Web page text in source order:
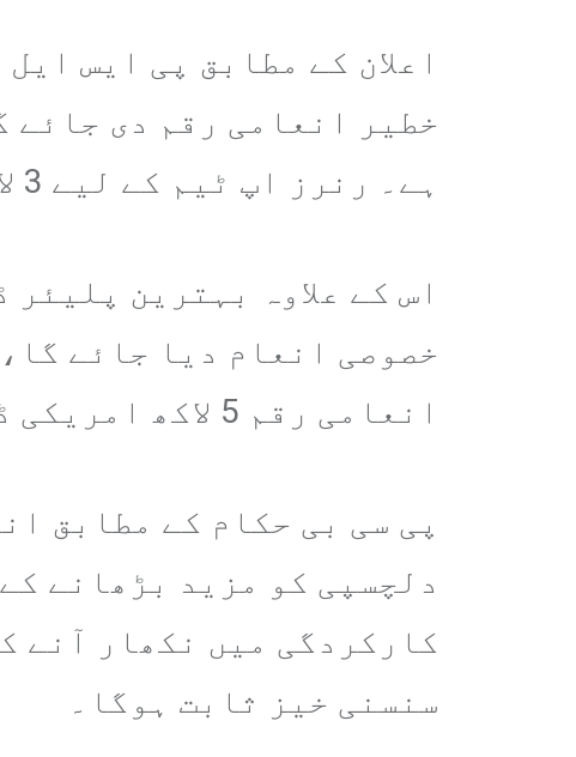
خطیر انعامی رقم دی جائے
ہے۔ رنرز اپ ٹیم کے لیے 3 لاکھ امریکی ڈالر مختص کیے گئے ہیں۔
خصوصی انعام دیا جائے
انعامی رقم 5 لاکھ امریکی ڈالر مقرر کی گئی ہے۔
پی سی بی حکام کے مطابق
دلچسپی کو مزید بڑھانے
سنسنی خیز ثابت ہوگا۔